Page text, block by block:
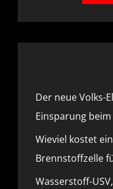
Der neue Volks-
Einsparung
Wieviel kostet
Brennstoffzelle
Wasserstoff-